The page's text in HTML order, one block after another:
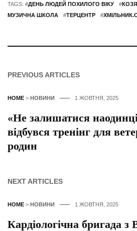
TAGS: #ДЕНЬ ЛЮДЕЙ ПОХИЛОГО ВІКУ #
МУЗИЧНА ШКОЛА
#ТЕРЦЕНТР #
PREVIOUS ARTICLES
HOME > НОВИНИ 1 ЖОВТНЯ, 2025
«Не залишатися
відбувся тренінг для
родин
NEXT ARTICLES
HOME > НОВИНИ 1 ЖОВТНЯ, 2025
Кардіологічна бригада з